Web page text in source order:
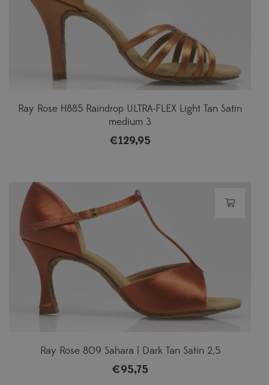
Ray Rose H885 Raindrop ULTRA-FLEX Light Tan Satin
medium 3
€129,95
Ray Rose 809 Sahara | Dark Tan Satin 2,5
€95,75